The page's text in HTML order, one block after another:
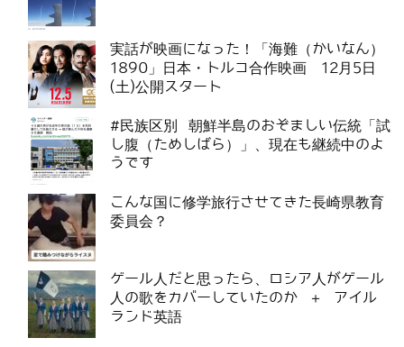
実話が映画になった！「海難（かいなん）
1890」日本・トルコ合作映画 12月5日
(土)公開スタート
#民族区別 朝鮮半島のおぞましい伝統「試
し腹（ためしばら）」、現在も継続中のよ
うです
こんな国に修学旅行させてきた長崎県教育
委員会？
ゲール人だと思ったら、ロシア人がゲール
人の歌をカバーしていたのか ＋ アイル
ランド英語